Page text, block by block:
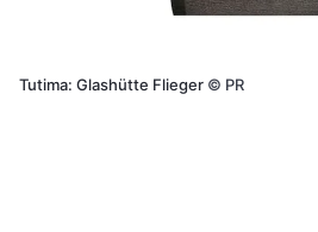
Tutima: Glashütte Flieger © PR